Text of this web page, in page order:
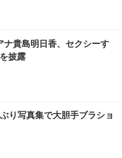
クレスト 30度ロッキング機
ート 90度跳ね上げ式アーム
チェア (ブラック)
デスクチェア 疲れない テレ
クレスト 30度ロッキング機
ート 90度跳ね上げ式アーム
チェア (ホワイト)
ア デスクチェア 肘なし メ
サポート付き 腰サポート ガ
転 キャスター付き コンパク
）
27インチ 液晶モニタ
）VA 非光沢 HDMI/DisplayP
高さ調整 スイベル VESA対
FHD】GRAPHT THE S
24” Essential ゲーミン
チ 1ms FHD 量子ドット 残
ベーシック) 【Amazon.co.jp
リスオーヤマ ペットシーツ
枚入 (x 1) (ケース販売)
トシーツ 超厚型 お徳用 レギ
限定】
ナ貴島明日香、セクシーす
披露
り写真集で大胆手ブラショ